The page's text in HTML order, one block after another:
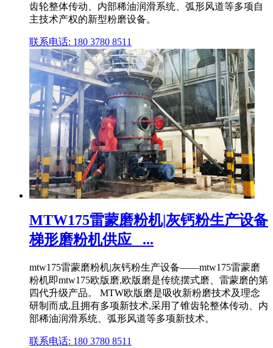
齿轮整体传动、内部稀油润滑系统、弧形风道等多项自
主技术产权的新型粉磨设备。
联系电话: 180 3780 8511
MTW175雷蒙磨粉机|灰钙粉生产设备
梯形磨粉机供应_ ...
mtw175雷蒙磨粉机|灰钙粉生产设备——mtw175雷蒙磨
粉机即mtw175欧版磨,欧版磨是传统摆式磨、雷蒙磨的第
四代升级产品。 MTW欧版磨是吸收新粉磨技术及理念
研制而成,且拥有多项新技术,采用了锥齿轮整体传动、内
部稀油润滑系统、弧形风道等多项新技术。
联系电话: 180 3780 8511